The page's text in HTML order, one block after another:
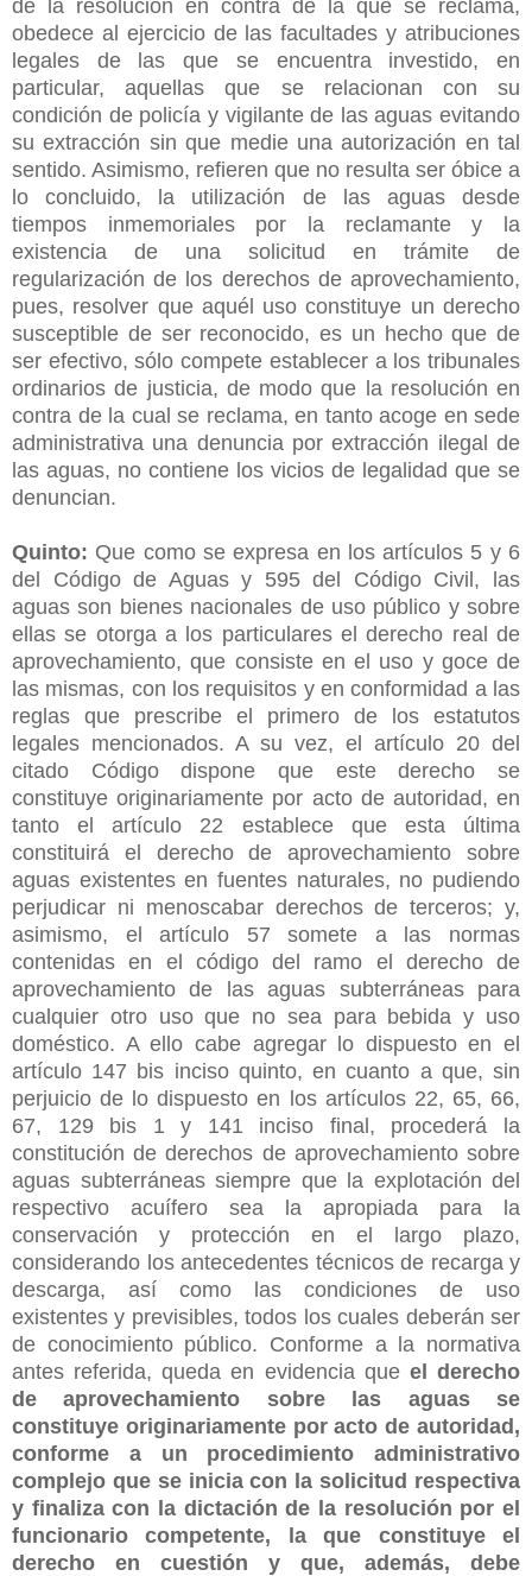
de la resolución en contra de la que se reclama,
obedece al ejercicio de las facultades y atribuciones
legales de las que se encuentra investido, en
particular, aquellas que se relacionan con su
condición de policía y vigilante de las aguas evitando
su extracción sin que medie una autorización en tal
sentido. Asimismo, refieren que no resulta ser óbice a
lo concluido, la utilización de las aguas desde
tiempos inmemoriales por la reclamante y la
existencia de una solicitud en trámite de
regularización de los derechos de aprovechamiento,
pues, resolver que aquél uso constituye un derecho
susceptible de ser reconocido, es un hecho que de
ser efectivo, sólo compete establecer a los tribunales
ordinarios de justicia, de modo que la resolución en
contra de la cual se reclama, en tanto acoge en sede
administrativa una denuncia por extracción ilegal de
las aguas, no contiene los vicios de legalidad que se
denuncian.
Quinto: Que como se expresa en los artículos 5 y 6
del Código de Aguas y 595 del Código Civil, las
aguas son bienes nacionales de uso público y sobre
ellas se otorga a los particulares el derecho real de
aprovechamiento, que consiste en el uso y goce de
las mismas, con los requisitos y en conformidad a las
reglas que prescribe el primero de los estatutos
legales mencionados. A su vez, el artículo 20 del
citado Código dispone que este derecho se
constituye originariamente por acto de autoridad, en
tanto el artículo 22 establece que esta última
constituirá el derecho de aprovechamiento sobre
aguas existentes en fuentes naturales, no pudiendo
perjudicar ni menoscabar derechos de terceros; y,
asimismo, el artículo 57 somete a las normas
contenidas en el código del ramo el derecho de
aprovechamiento de las aguas subterráneas para
cualquier otro uso que no sea para bebida y uso
doméstico. A ello cabe agregar lo dispuesto en el
artículo 147 bis inciso quinto, en cuanto a que, sin
perjuicio de lo dispuesto en los artículos 22, 65, 66,
67, 129 bis 1 y 141 inciso final, procederá la
constitución de derechos de aprovechamiento sobre
aguas subterráneas siempre que la explotación del
respectivo acuífero sea la apropiada para la
conservación y protección en el largo plazo,
considerando los antecedentes técnicos de recarga y
descarga, así como las condiciones de uso
existentes y previsibles, todos los cuales deberán ser
de conocimiento público. Conforme a la normativa
antes referida, queda en evidencia que el derecho
de aprovechamiento sobre las aguas se
constituye originariamente por acto de autoridad,
conforme a un procedimiento administrativo
complejo que se inicia con la solicitud respectiva
y finaliza con la dictación de la resolución por el
funcionario competente, la que constituye el
derecho en cuestión y que, además, debe